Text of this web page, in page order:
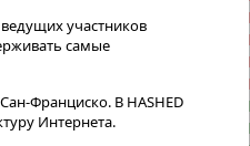
участников
самые
Франциско. В HASHED
Интернета.